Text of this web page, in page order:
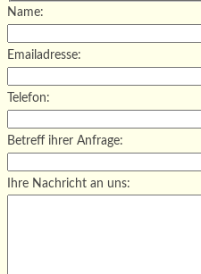
Name:
Emailadresse:
Telefon:
Betreff ihrer Anfrage:
Ihre Nachricht an uns: